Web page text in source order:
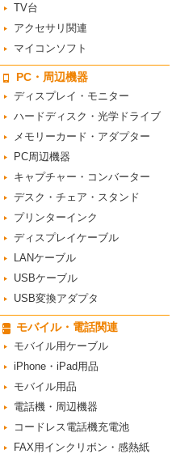
TV台
アクセサリ関連
マイコンソフト
PC・周辺機器
ディスプレイ・モニター
ハードディスク・光学ドライブ
メモリーカード・アダプター
PC周辺機器
キャプチャー・コンバーター
デスク・チェア・スタンド
プリンターインク
ディスプレイケーブル
LANケーブル
USBケーブル
USB変換アダプタ
モバイル・電話関連
モバイル用ケーブル
iPhone・iPad用品
モバイル用品
電話機・周辺機器
コードレス電話機充電池
FAX用インクリボン・感熱紙